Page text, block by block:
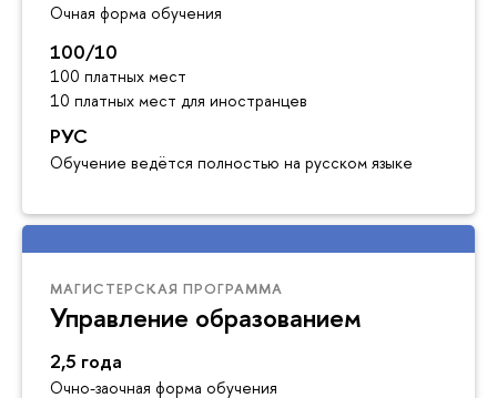
Очная форма обучения
100/10
100 платных мест
10 платных мест для иностранцев
РУС
Обучение ведётся полностью на русском языке
МАГИСТЕРСКАЯ ПРОГРАММА
Управление образованием
2,5 года
Очно-заочная форма обучения